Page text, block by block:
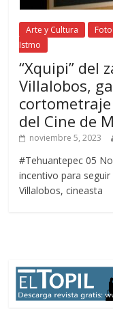
Arte y Cultura
Istmo
“Xquipi” del
Villalobos,
del Cine de
noviembre 5, 2023
#Tehuantepec 05
incentivo para seguir
Villalobos, cineasta